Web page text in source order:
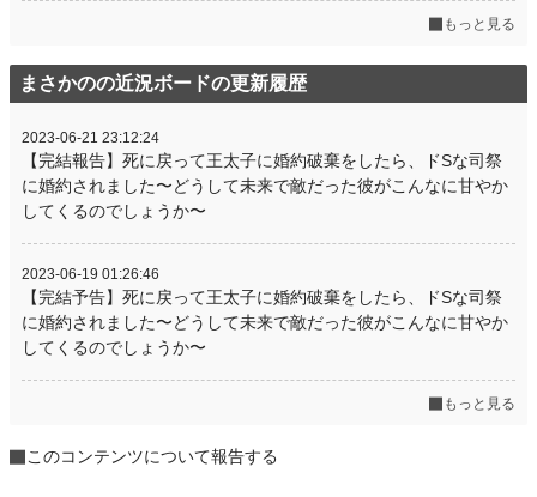
もっと見る
まさかのの近況ボードの更新履歴
2023-06-21 23:12:24
【完結報告】死に戻って王太子に婚約破棄をしたら、ドSな司祭
に婚約されました〜どうして未来で敵だった彼がこんなに甘やか
してくるのでしょうか〜
2023-06-19 01:26:46
【完結予告】死に戻って王太子に婚約破棄をしたら、ドSな司祭
に婚約されました〜どうして未来で敵だった彼がこんなに甘やか
してくるのでしょうか〜
もっと見る
このコンテンツについて報告する